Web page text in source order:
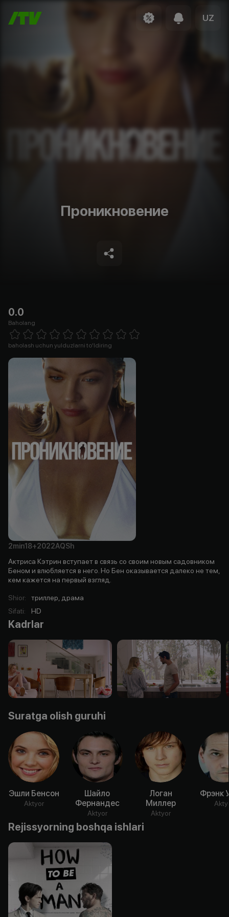
UZ
Проникновение
0.0
Baholang
1 Star 2 Stars 3 Stars 4 Stars5 Stars 6 Stars7 Stars8 Stars
baholash uchun yulduzlarni to'ldiring
2min18+2022AQSh
Актриса Кэтрин вступает в связь со своим новым садовником
Беном и влюбляется в него. Но Бен оказывается далеко не тем,
кем кажется на первый взгляд.
Shior:
триллер, драма
Sifati: HD
Kadrlar
Suratga olish guruhi
Эшли Бенсон
Aktyor
Шайло
Фернандес
Aktyor
Логан
Миллер
Aktyor
Фрэнк
Rejissyorning boshqa ishlari